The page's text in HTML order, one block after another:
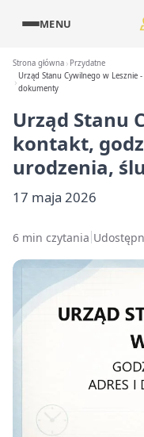
MENU
Strona główna
Przydatne
Urząd Stanu Cywilnego w Lesznie
dokumenty
Urząd Stanu
kontakt,
urodzenia,
17 maja 2026
6 min czytania